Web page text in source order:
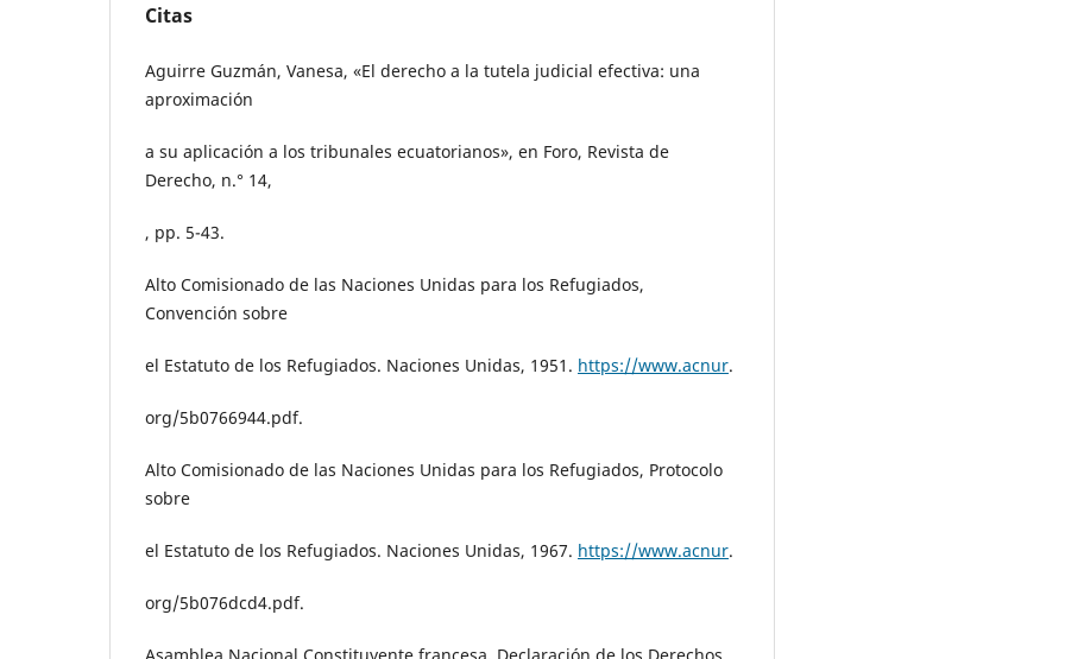
Citas
Aguirre Guzmán, Vanesa, «El derecho a la tutela judicial efectiva: una
aproximación
a su aplicación a los tribunales ecuatorianos», en Foro, Revista de
Derecho, n.° 14,
, pp. 5-43.
Alto Comisionado de las Naciones Unidas para los Refugiados,
Convención sobre
el Estatuto de los Refugiados. Naciones Unidas, 1951. https://www.acnur.
org/5b0766944.pdf.
Alto Comisionado de las Naciones Unidas para los Refugiados, Protocolo
sobre
el Estatuto de los Refugiados. Naciones Unidas, 1967. https://www.acnur.
org/5b076dcd4.pdf.